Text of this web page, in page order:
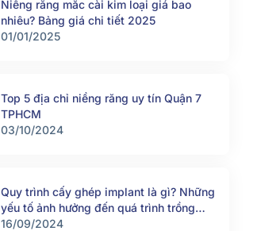
Niềng răng mắc cài kim loại giá bao
nhiêu? Bảng giá chi tiết 2025
01/01/2025
Top 5 địa chỉ niềng răng uy tín Quận 7
TPHCM
03/10/2024
Quy trình cấy ghép implant là gì? Những
yếu tố ảnh hưởng đến quá trình trồng
răng implant
16/09/2024